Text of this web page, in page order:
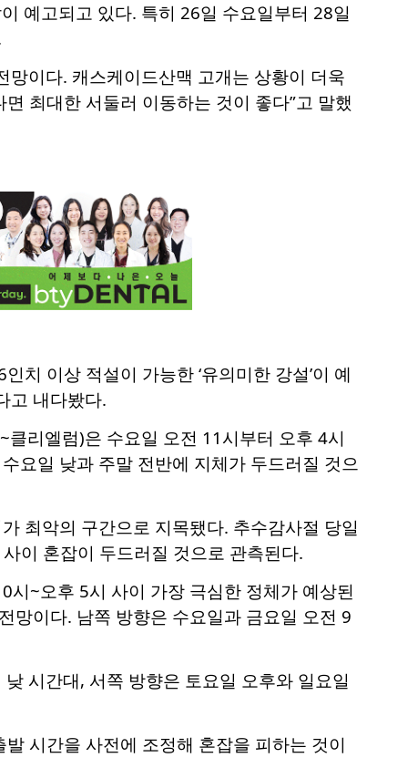
예고되고 있다. 특히 26일 수요일부터 28일
이다. 캐스케이드산맥 고개는 상황이 더욱
최대한 서둘러 이동하는 것이 좋다”고 말했
치 이상 적설이 가능한 ‘유의미한 강설’이 예
고 내다봤다.
리엘럼)은 수요일 오전 11시부터 오후 4시
요일 낮과 주말 전반에 지체가 두드러질 것으
최악의 구간으로 지목됐다. 추수감사절 당일
이 혼잡이 두드러질 것으로 관측된다.
~오후 5시 사이 가장 극심한 정체가 예상된
망이다. 남쪽 방향은 수요일과 금요일 오전 9
시간대, 서쪽 방향은 토요일 오후와 일요일
시간을 사전에 조정해 혼잡을 피하는 것이